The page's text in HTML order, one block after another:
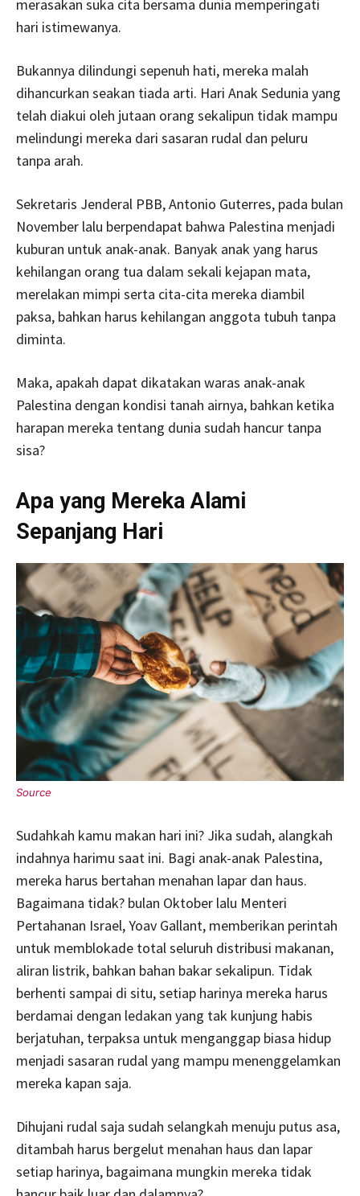
merasakan suka cita bersama dunia memperingati
hari istimewanya.
Bukannya dilindungi sepenuh hati, mereka malah
dihancurkan seakan tiada arti. Hari Anak Sedunia yang
telah diakui oleh jutaan orang sekalipun tidak mampu
melindungi mereka dari sasaran rudal dan peluru
tanpa arah.
Sekretaris Jenderal PBB, Antonio Guterres, pada bulan
November lalu berpendapat bahwa Palestina menjadi
kuburan untuk anak-anak. Banyak anak yang harus
kehilangan orang tua dalam sekali kejapan mata,
merelakan mimpi serta cita-cita mereka diambil
paksa, bahkan harus kehilangan anggota tubuh tanpa
diminta.
Maka, apakah dapat dikatakan waras anak-anak
Palestina dengan kondisi tanah airnya, bahkan ketika
harapan mereka tentang dunia sudah hancur tanpa
sisa?
Apa yang Mereka Alami
Sepanjang Hari
Sudahkah kamu makan hari ini? Jika sudah, alangkah
indahnya harimu saat ini. Bagi anak-anak Palestina,
mereka harus bertahan menahan lapar dan haus.
Bagaimana tidak? bulan Oktober lalu Menteri
Pertahanan Israel, Yoav Gallant, memberikan perintah
untuk memblokade total seluruh distribusi makanan,
aliran listrik, bahkan bahan bakar sekalipun. Tidak
berhenti sampai di situ, setiap harinya mereka harus
berdamai dengan ledakan yang tak kunjung habis
berjatuhan, terpaksa untuk menganggap biasa hidup
menjadi sasaran rudal yang mampu menenggelamkan
mereka kapan saja.
Dihujani rudal saja sudah selangkah menuju putus asa,
ditambah harus bergelut menahan haus dan lapar
setiap harinya, bagaimana mungkin mereka tidak